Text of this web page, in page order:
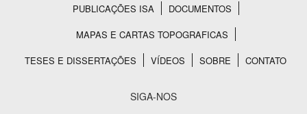
Rodapé
PUBLICAÇÕES ISA
DOCUMENTOS
MAPAS E CARTAS TOPOGRAFICAS
TESES E DISSERTAÇÕES
VÍDEOS SOBRE CONTATO
SIGA-NOS